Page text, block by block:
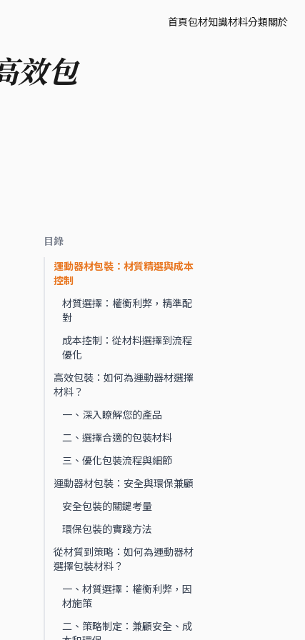
首頁包材知識材料分類關於
效包
目錄
運動器材包裝：材質精選與成本
控制
材質選擇：權衡利弊，精準配
對
成本控制：從材料選擇到流程
優化
高效包裝：如何為運動器材選擇
材料？
一、深入瞭解您的產品
二、選擇合適的包裝材料
三、優化包裝流程與細節
運動器材包裝：安全與環保兼顧
安全包裝的關鍵考量
環保包裝的實踐方法
從材質到策略：如何為運動器材
選擇包裝材料？
一、材質選擇：權衡利弊，因
材施策
二、策略制定：兼顧安全、成